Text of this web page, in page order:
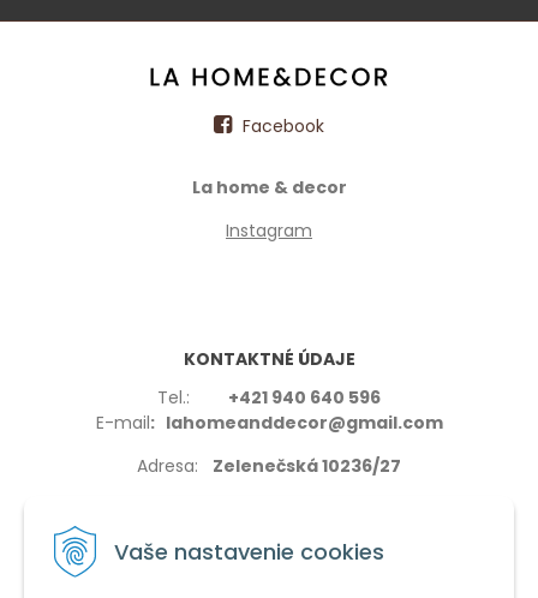
Vaše nastavenie cookies
Facebook
La home & decor
Instagram
KONTAKTNÉ ÚDAJE
Tel.: +421 940 640 596
E-mail: lahomeanddecor@gmail.com
Adresa: Zelenečská 10236/27